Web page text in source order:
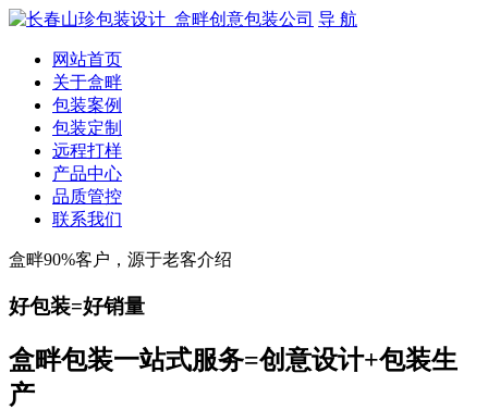
导 航
网站首页
关于盒畔
包装案例
包装定制
远程打样
产品中心
品质管控
联系我们
盒畔90%客户，源于老客介绍
好包装=好销量
盒畔包装一站式服务=创意设计+包装生
产